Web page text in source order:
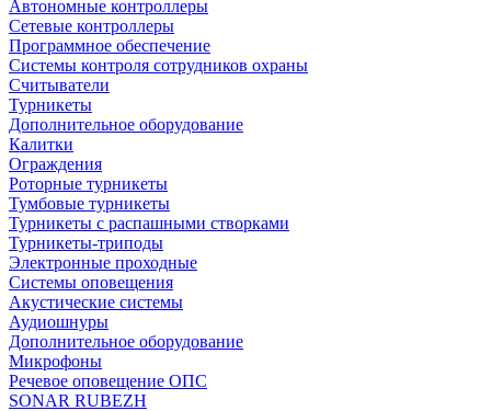
Автономные контроллеры
Сетевые контроллеры
Программное обеспечение
Системы контроля сотрудников охраны
Считыватели
Турникеты
Дополнительное оборудование
Калитки
Ограждения
Роторные турникеты
Тумбовые турникеты
Турникеты с распашными створками
Турникеты-триподы
Электронные проходные
Системы оповещения
Акустические системы
Аудиошнуры
Дополнительное оборудование
Микрофоны
Речевое оповещение ОПС
SONAR RUBEZH